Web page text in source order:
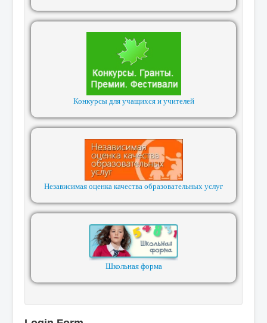
Конкурсы для учащихся и учителей
Независимая оценка качества образовательных услуг
Школьная форма